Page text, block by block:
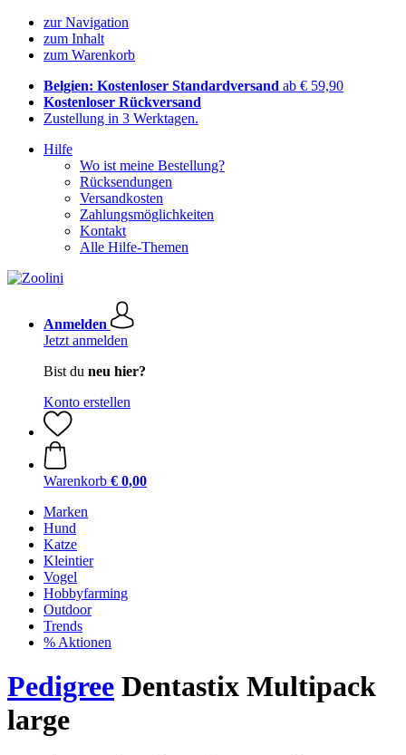
zur Navigation
zum Inhalt
zum Warenkorb
Belgien: Kostenloser Standardversand ab € 59,90
Kostenloser Rückversand
Zustellung in 3 Werktagen.
Hilfe
Wo ist meine Bestellung?
Rücksendungen
Versandkosten
Zahlungsmöglichkeiten
Kontakt
Alle Hilfe-Themen
Anmelden
Jetzt anmelden
Bist du neu hier?
Konto erstellen
Warenkorb € 0,00
Marken
Hund
Katze
Kleintier
Vogel
Hobbyfarming
Outdoor
Trends
% Aktionen
Pedigree Dentastix Multipack
large